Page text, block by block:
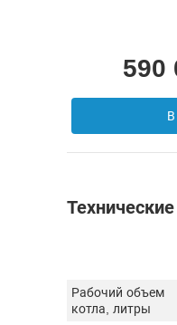
590
Рабочий объем
котла, литры